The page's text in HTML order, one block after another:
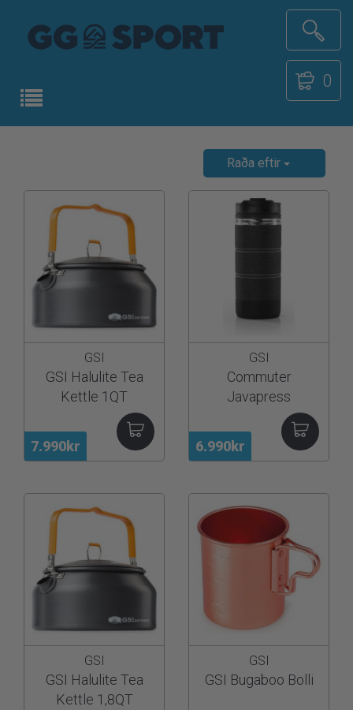
0
Raða eftir
7.990kr
GSI
GSI Halulite Tea
Kettle 1QT
6.990kr
GSI
Commuter
Javapress
GSI
GSI Halulite Tea
Kettle 1,8QT
GSI
GSI Bugaboo Bolli